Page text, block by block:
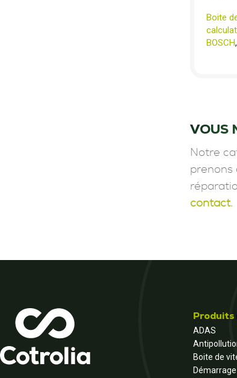
Boite
BOSCH,
VOUS
Notre
prenons
contact.
ADAS
Boite de
Démarrage